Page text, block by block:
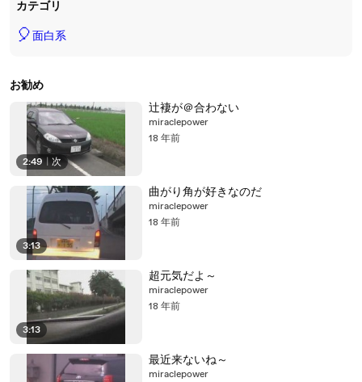
カテゴリ
🎈面白系
お勧め
2:49 | 次
辻褄が＠合わない
miraclepower
18 年前
3:13
曲がり角が好きなのだ
miraclepower
18 年前
3:13
超元気だよ～
miraclepower
18 年前
最近来ないね～
miraclepower